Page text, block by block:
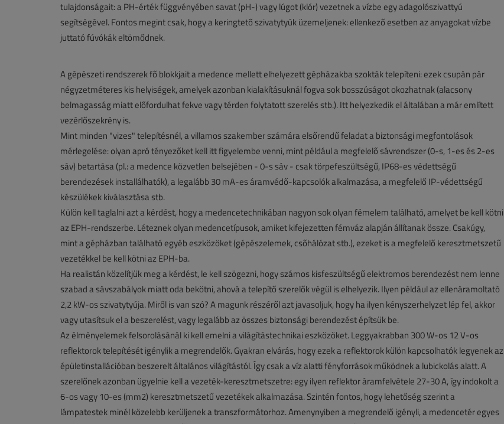
tulajdonságait: a PH-érték függvényében savat (pH-) vagy lúgot (klór) vezetnek a vízbe egy adagolószivattyú
segítségével. Fontos megint csak, hogy a keringtető szivatytyúk üzemeljenek: ellenkező esetben az anyagokat vízbe
juttató fúvókák eltömődnek.
A gépészeti rendszerek fő blokkjait a medence mellett elhelyezett gépházakba szokták telepíteni: ezek csupán pár
négyzetméteres kis helyiségek, amelyek azonban kialakításuknál fogva sok bosszúságot okozhatnak (alacsony
belmagasság miatt előfordulhat fekve vagy térden folytatott szerelés stb.). Itt helyezkedik el általában a már említett
vezérlőszekrény is.
Mint minden "vizes" telepítésnél, a villamos szakember számára elsőrendű feladat a biztonsági megfontolások
mérlegelése: olyan apró tényezőket kell itt figyelembe venni, mint például a megfelelő sávrendszer (0-s, 1-es és 2-es
sáv) betartása (pl.: a medence közvetlen belsejében - 0-s sáv - csak törpefeszültségű, IP68-es védettségű
berendezések installálhatók), a legalább 30 mA-es áramvédő-kapcsolók alkalmazása, a megfelelő IP-védettségű
készülékek kiválasztása stb.
Külön kell taglalni azt a kérdést, hogy a medencetechnikában nagyon sok olyan fémelem található, amelyet be kell kötni
az EPH-rendszerbe. Léteznek olyan medencetípusok, amiket kifejezetten fémváz alapján állítanak össze. Csakúgy,
mint a gépházban található egyéb eszközöket (gépészelemek, csőhálózat stb.), ezeket is a megfelelő keresztmetszetű
vezetékkel be kell kötni az EPH-ba.
Ha realistán közelítjük meg a kérdést, le kell szögezni, hogy számos kisfeszültségű elektromos berendezést nem lenne
szabad a sávszabályok miatt oda bekötni, ahová a telepítő szerelők végül is elhelyezik. Ilyen például az ellenáramoltató
2,2 kW-os szivatytyúja. Miről is van szó? A magunk részéről azt javasoljuk, hogy ha ilyen kényszerhelyzet lép fel, akkor
vagy utasítsuk el a beszerelést, vagy legalább az összes biztonsági berendezést építsük be.
Az élményelemek felsorolásánál ki kell emelni a világítástechnikai eszközöket. Leggyakrabban 300 W-os 12 V-os
reflektorok telepítését igénylik a megrendelők. Gyakran elvárás, hogy ezek a reflektorok külön kapcsolhatók legyenek az
épületinstallációban beszerelt általános világítástól. Így csak a víz alatti fényforrások működnek a lubickolás alatt. A
szerelőnek azonban ügyelnie kell a vezeték-keresztmetszetre: egy ilyen reflektor áramfelvétele 27-30 A, így indokolt a
6-os vagy 10-es (mm2) keresztmetszetű vezetékek alkalmazása. Szintén fontos, hogy lehetőség szerint a
lámpatestek minél közelebb kerüljenek a transzformátorhoz. Amenynyiben a megrendelő igényli, a medencetér egyes